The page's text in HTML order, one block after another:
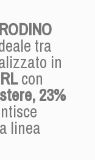
tra
in
con
23%
linea